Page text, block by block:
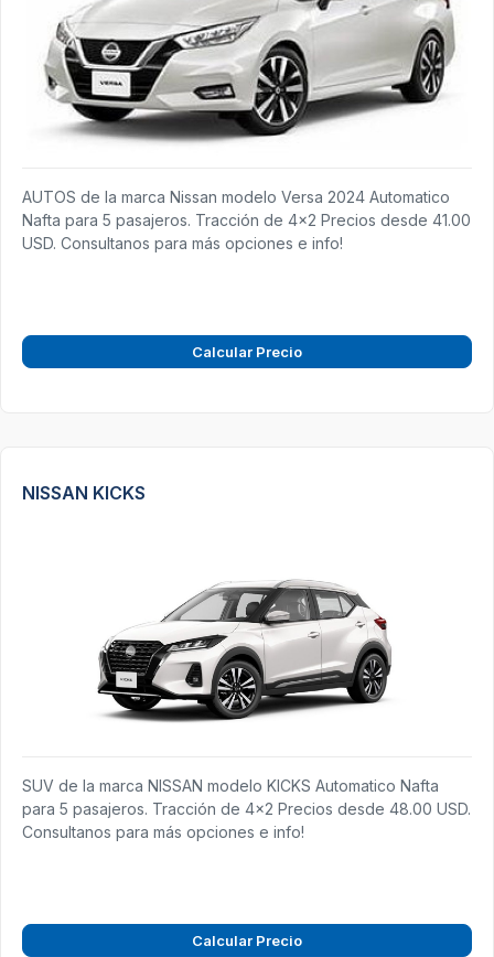
AUTOS de la marca Nissan modelo Versa 2024 Automatico
Nafta para 5 pasajeros. Tracción de 4x2 Precios desde 41.00
USD. Consultanos para más opciones e info!
Calcular Precio
NISSAN KICKS
SUV de la marca NISSAN modelo KICKS Automatico Nafta
para 5 pasajeros. Tracción de 4x2 Precios desde 48.00 USD.
Consultanos para más opciones e info!
Calcular Precio